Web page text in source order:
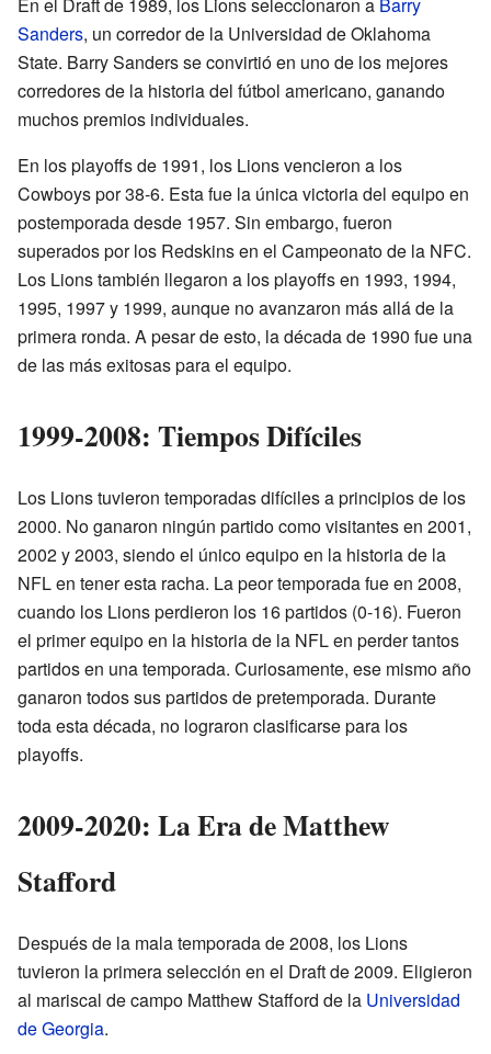
En el Draft de 1989, los Lions seleccionaron a Barry
Sanders, un corredor de la Universidad de Oklahoma
State. Barry Sanders se convirtió en uno de los mejores
corredores de la historia del fútbol americano, ganando
muchos premios individuales.
En los playoffs de 1991, los Lions vencieron a los
Cowboys por 38-6. Esta fue la única victoria del equipo en
postemporada desde 1957. Sin embargo, fueron
superados por los Redskins en el Campeonato de la NFC.
Los Lions también llegaron a los playoffs en 1993, 1994,
1995, 1997 y 1999, aunque no avanzaron más allá de la
primera ronda. A pesar de esto, la década de 1990 fue una
de las más exitosas para el equipo.
1999-2008: Tiempos Difíciles
Los Lions tuvieron temporadas difíciles a principios de los
2000. No ganaron ningún partido como visitantes en 2001,
2002 y 2003, siendo el único equipo en la historia de la
NFL en tener esta racha. La peor temporada fue en 2008,
cuando los Lions perdieron los 16 partidos (0-16). Fueron
el primer equipo en la historia de la NFL en perder tantos
partidos en una temporada. Curiosamente, ese mismo año
ganaron todos sus partidos de pretemporada. Durante
toda esta década, no lograron clasificarse para los
playoffs.
2009-2020: La Era de Matthew
Stafford
Después de la mala temporada de 2008, los Lions
tuvieron la primera selección en el Draft de 2009. Eligieron
al mariscal de campo Matthew Stafford de la Universidad
de Georgia.